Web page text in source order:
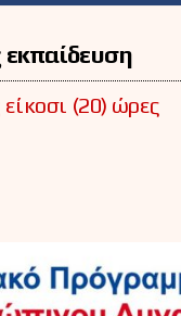
(20) ώρες